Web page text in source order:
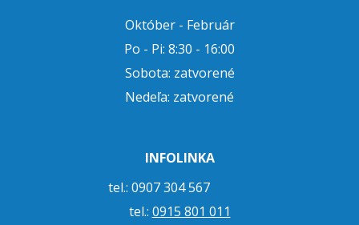
Október - Február
Po - Pi: 8:30 - 16:00
Sobota: zatvorené
Nedeľa: zatvorené
INFOLINKA
tel.: 0907 304 567
tel.: 0915 801 011